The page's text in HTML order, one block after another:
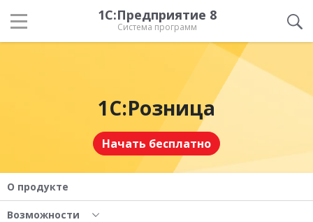
1С:Предприятие 8
Система программ
1С:Розница
Начать бесплатно
О продукте
Возможности